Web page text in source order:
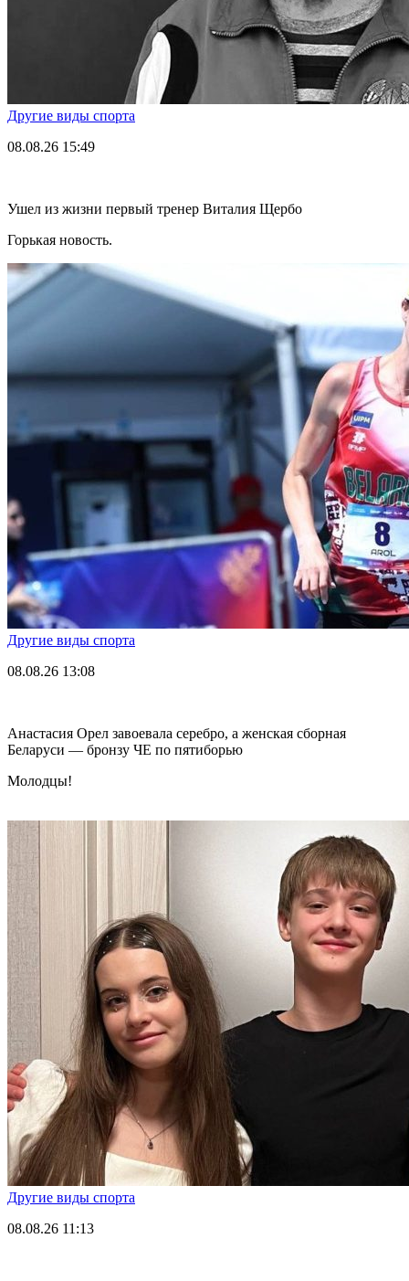
Другие виды спорта
08.08.26 15:49
Ушел из жизни первый тренер Виталия Щербо
Горькая новость.
Другие виды спорта
08.08.26 13:08
Анастасия Орел завоевала серебро, а женская сборная
Беларуси — бронзу ЧЕ по пятиборью
Молодцы!
Другие виды спорта
08.08.26 11:13